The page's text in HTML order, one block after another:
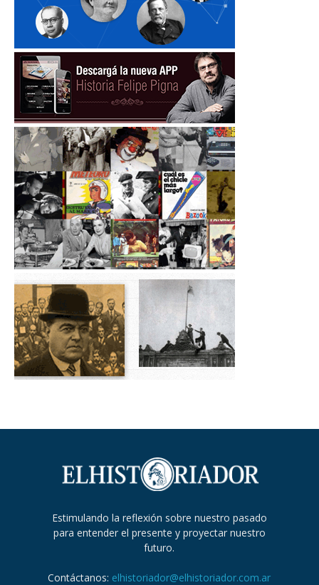
Estimulando la reflexión sobre nuestro pasado
para entender el presente y proyectar nuestro
futuro.
Contáctanos: elhistoriador@elhistoriador.com.ar